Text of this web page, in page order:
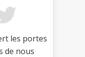
les portes
de nous